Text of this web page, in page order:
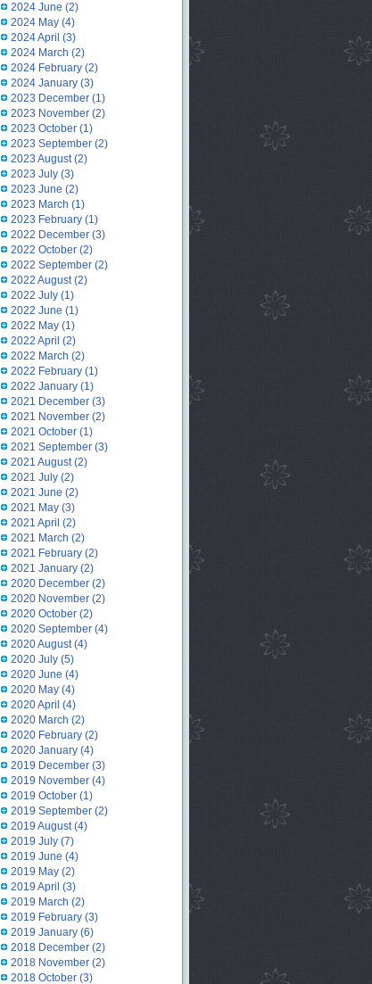
2024 June (2)
2024 May(4)
2024 April (3)
2024 March (2)
2024 February(2)
2024 January(3)
2023 December(1)
2023 November(2)
2023 October(1)
2023 September(2)
2023 August(2)
2023 July(3)
2023 June (2)
2023 March (1)
2023 February(1)
2022 December(3)
2022 October(2)
2022 September(2)
2022 August(2)
2022 July(1)
2022 June (1)
2022 May(1)
2022 April (2)
2022 March (2)
2022 February(1)
2022 January(1)
2021 December(3)
2021 November(2)
2021 October(1)
2021 September(3)
2021 August(2)
2021 July(2)
2021 June (2)
2021 May(3)
2021 April (2)
2021 March (2)
2021 February(2)
2021 January(2)
2020 December(2)
2020 November(2)
2020 October(2)
2020 September(4)
2020 August(4)
2020 July(5)
2020 June (4)
2020 May(4)
2020 April (4)
2020 March (2)
2020 February(2)
2020 January(4)
2019 December(3)
2019 November(4)
2019 October(1)
2019 September(2)
2019 August(4)
2019 July(7)
2019 June (4)
2019 May(2)
2019 April (3)
2019 March (2)
2019 February(3)
2019 January(6)
2018 December(2)
2018 November(2)
2018 October(3)